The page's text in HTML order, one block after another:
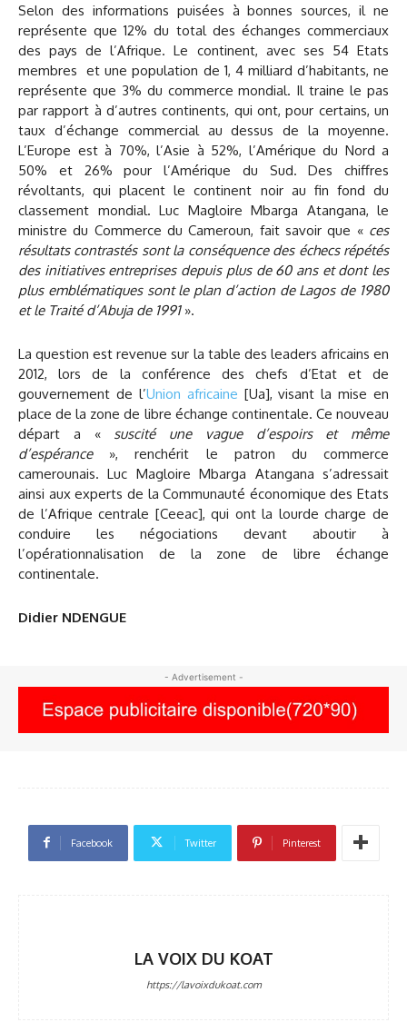
Selon des informations puisées à bonnes sources, il ne
représente que 12% du total des échanges commerciaux
des pays de l’Afrique. Le continent, avec ses 54 Etats
membres et une population de 1, 4 milliard d’habitants, ne
représente que 3% du commerce mondial. Il traine le pas
par rapport à d’autres continents, qui ont, pour certains, un
taux d’échange commercial au dessus de la moyenne.
L’Europe est à 70%, l’Asie à 52%, l’Amérique du Nord a
50% et 26% pour l’Amérique du Sud. Des chiffres
révoltants, qui placent le continent noir au fin fond du
classement mondial. Luc Magloire Mbarga Atangana, le
ministre du Commerce du Cameroun, fait savoir que « ces
résultats contrastés sont la conséquence des échecs répétés
des initiatives entreprises depuis plus de 60 ans et dont les
plus emblématiques sont le plan d’action de Lagos de 1980
et le Traité d’Abuja de 1991».
La question est revenue sur la table des leaders africains en
2012, lors de la conférence des chefs d’Etat et de
gouvernement de l’Union africaine [Ua], visant la mise en
place de la zone de libre échange continentale. Ce nouveau
départ a « suscité une vague d’espoirs et même
d’espérance», renchérit le patron du commerce
camerounais. Luc Magloire Mbarga Atangana s’adressait
ainsi aux experts de la Communauté économique des Etats
de l’Afrique centrale [Ceeac], qui ont la lourde charge de
conduire les négociations devant aboutir à
l’opérationnalisation de la zone de libre échange
continentale.
Didier NDENGUE
- Advertisement -
Facebook Twitter Pinterest
LA VOIX DU KOAT
https://lavoixdukoat.com